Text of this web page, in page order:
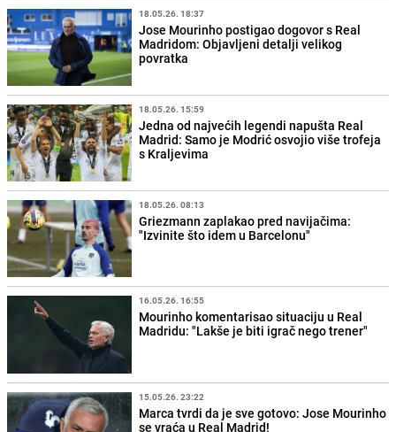
18.05.26. 18:37
Jose Mourinho postigao dogovor s Real
Madridom: Objavljeni detalji velikog
povratka
18.05.26. 15:59
Jedna od najvećih legendi napušta Real
Madrid: Samo je Modrić osvojio više trofeja
s Kraljevima
18.05.26. 08:13
Griezmann zaplakao pred navijačima:
"Izvinite što idem u Barcelonu"
16.05.26. 16:55
Mourinho komentarisao situaciju u Real
Madridu: "Lakše je biti igrač nego trener"
15.05.26. 23:22
Marca tvrdi da je sve gotovo: Jose Mourinho
se vraća u Real Madrid!